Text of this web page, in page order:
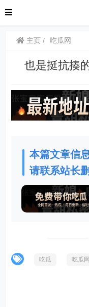
主页 吃瓜网
也是挺抗揍
本篇文章信
请联系站长
吃瓜 吃瓜网